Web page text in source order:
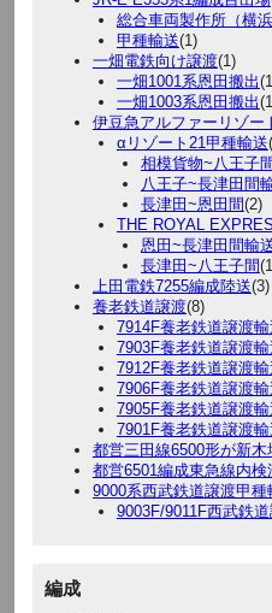
総合車両製作所（横
甲種輸送(1)
一畑電鉄向け譲渡(1)
一畑1001系恩田搬出
一畑1003系恩田搬出
伊豆急アルファーリゾー
αリゾート21甲種輸送
相模貨物~八王子
八王子~長津田間
長津田~恩田間(2)
THE ROYAL
恩田~長津田間輸
長津田~八王子間
上田電鉄7255編成陸送(3)
養老鉄道譲渡(8)
7914F養老鉄道譲渡輸
7903F養老鉄道譲渡輸
7912F養老鉄道譲渡輸
7906F養老鉄道譲渡輸
7905F養老鉄道譲渡輸
7901F養老鉄道譲渡輸
都営三田線6500形が新木
都営6501編成東急線内検
9000系西武鉄道譲渡甲種
9003F/9011F西武鉄
編成